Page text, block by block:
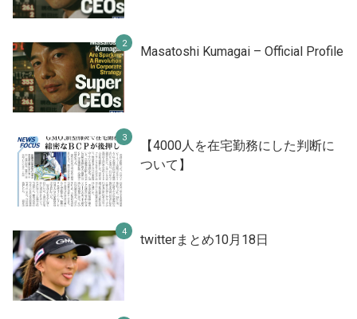
Masatoshi Kumagai – Official Profile
【4000人を在宅勤務にした判断に
ついて】
twitterまとめ10月18日